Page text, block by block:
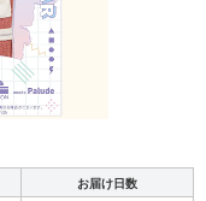
お届け日数